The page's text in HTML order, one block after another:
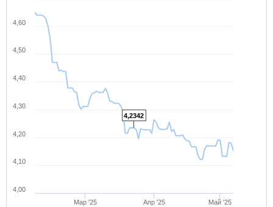
4,2342
Мар '25 Апр '25 Май '25
4,00
4,10
4,20
4,30
4,40
4,50
4,60